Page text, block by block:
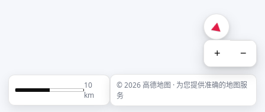
+ −
10
km
© 2026 高德地图 · 为您提供准确的地图服
务